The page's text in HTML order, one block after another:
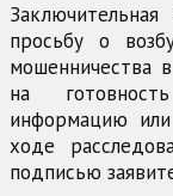
просьбу о
мошенничества
на
информацию
ходе
подписью